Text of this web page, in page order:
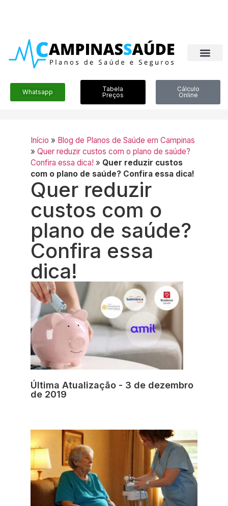
Whatsapp
Tabela
Preços
Cálculo
Online
Início » Blog de Planos de Saúde em Campinas
» Quer reduzir custos com o plano de saúde?
Confira essa dica! » Quer reduzir custos
com o plano de saúde? Confira essa dica!
Quer reduzir
custos com o
plano de saúde?
Confira essa
dica!
Última Atualização - 3 de dezembro
de 2019